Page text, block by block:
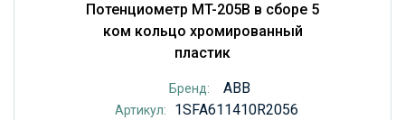
Потенциометр MT-205B в сборе 5
ком кольцо хромированный
пластик
Бренд: ABB
Артикул: 1SFA611410R2056